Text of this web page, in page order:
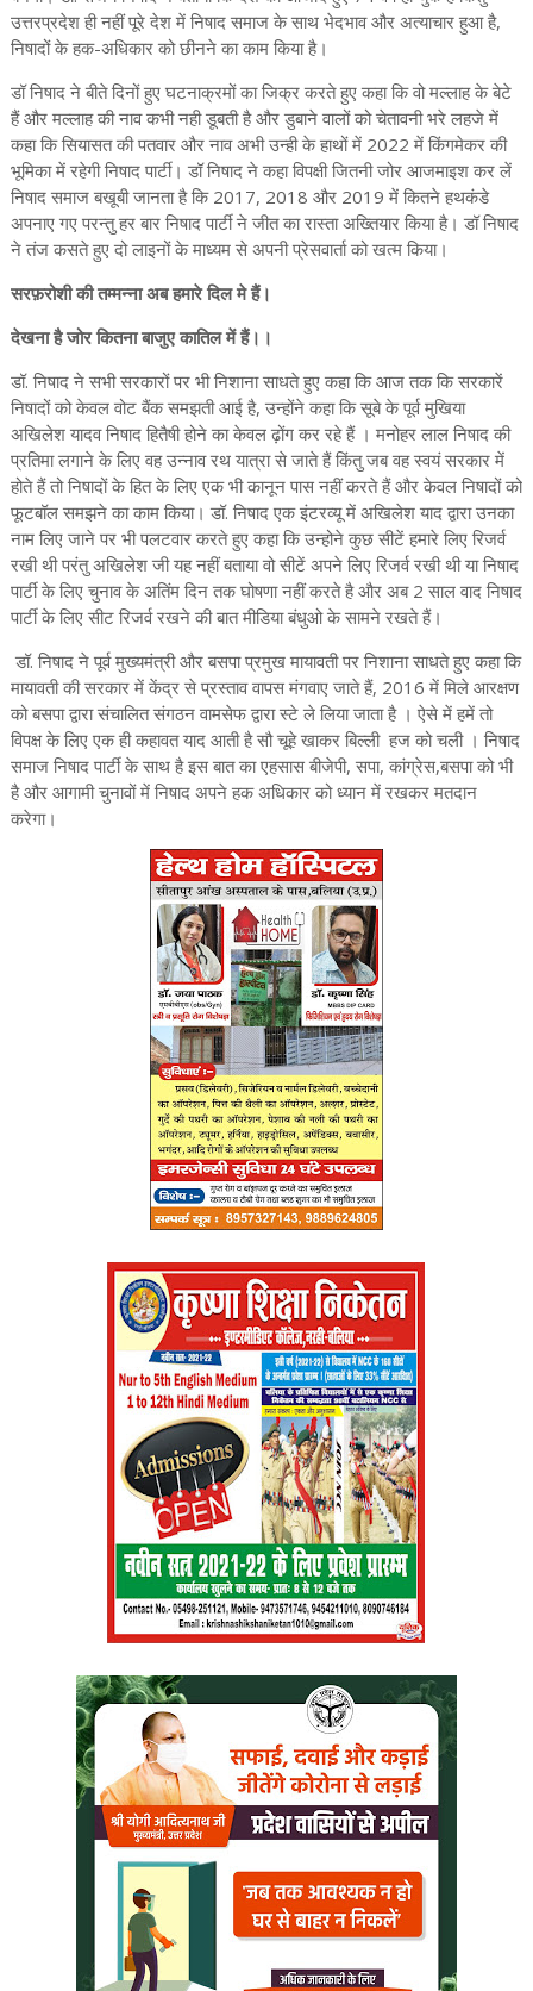
उत्तरप्रदेश ही नहीं पूरे देश में निषाद समाज के साथ भेदभाव और अत्याचार हुआ है,
निषादों के हक-अधिकार को छीनने का काम किया है।
डॉ निषाद ने बीते दिनों हुए घटनाक्रमों का जिक्र करते हुए कहा कि वो मल्लाह के बेटे
हैं और मल्लाह की नाव कभी नही डूबती है और डुबाने वालों को चेतावनी भरे लहजे में
कहा कि सियासत की पतवार और नाव अभी उन्ही के हाथों में 2022 में किंगमेकर की
भूमिका में रहेगी निषाद पार्टी। डॉ निषाद ने कहा विपक्षी जितनी जोर आजमाइश कर लें
निषाद समाज बखूबी जानता है कि 2017, 2018 और 2019 में कितने हथकंडे
अपनाए गए परन्तु हर बार निषाद पार्टी ने जीत का रास्ता अख्तियार किया है। डॉ निषाद
ने तंज कसते हुए दो लाइनों के माध्यम से अपनी प्रेसवार्ता को खत्म किया।
सरफ़रोशी की तम्मन्ना अब हमारे दिल मे हैं।
देखना है जोर कितना बाजुए कातिल में हैं।।
डॉ. निषाद ने सभी सरकारों पर भी निशाना साधते हुए कहा कि आज तक कि सरकारें
निषादों को केवल वोट बैंक समझती आई है, उन्होंने कहा कि सूबे के पूर्व मुखिया
अखिलेश यादव निषाद हितैषी होने का केवल ढ़ोंग कर रहे हैं । मनोहर लाल निषाद की
प्रतिमा लगाने के लिए वह उन्नाव रथ यात्रा से जाते हैं किंतु जब वह स्वयं सरकार में
होते हैं तो निषादों के हित के लिए एक भी कानून पास नहीं करते हैं और केवल निषादों को
फूटबॉल समझने का काम किया। डॉ. निषाद एक इंटरव्यू में अखिलेश याद द्वारा उनका
नाम लिए जाने पर भी पलटवार करते हुए कहा कि उन्होने कुछ सीटें हमारे लिए रिजर्व
रखी थी परंतु अखिलेश जी यह नहीं बताया वो सीटें अपने लिए रिजर्व रखी थी या निषाद
पार्टी के लिए चुनाव के अतिंम दिन तक घोषणा नहीं करते है और अब 2 साल वाद निषाद
पार्टी के लिए सीट रिजर्व रखने की बात मीडिया बंधुओ के सामने रखते हैं।
डॉ. निषाद ने पूर्व मुख्यमंत्री और बसपा प्रमुख मायावती पर निशाना साधते हुए कहा कि
मायावती की सरकार में केंद्र से प्रस्ताव वापस मंगवाए जाते हैं, 2016 में मिले आरक्षण
को बसपा द्वारा संचालित संगठन वामसेफ द्वारा स्टे ले लिया जाता है । ऐसे में हमें तो
विपक्ष के लिए एक ही कहावत याद आती है सौ चूहे खाकर बिल्ली हज को चली । निषाद
समाज निषाद पार्टी के साथ है इस बात का एहसास बीजेपी, सपा, कांग्रेस,बसपा को भी
है और आगामी चुनावों में निषाद अपने हक अधिकार को ध्यान में रखकर मतदान
करेगा।